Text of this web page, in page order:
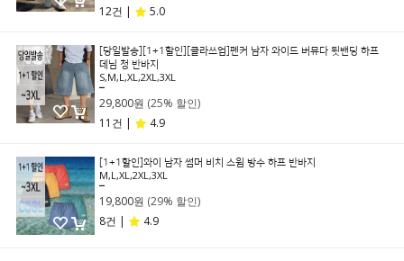
12건 |
5.0
[당일발송][1+1할인][클라쓰업]펜커 남자 와이드 버뮤다 뒷밴딩 하프
데님 청 반바지
S,M,L,XL,2XL,3XL
29,800원 (25% 할인)
11건 |
4.9
[1+1할인]와이 남자 썸머 비치 스윔 방수 하프 반바지
M,L,XL,2XL,3XL
19,800원 (29% 할인)
8건 |
4.9